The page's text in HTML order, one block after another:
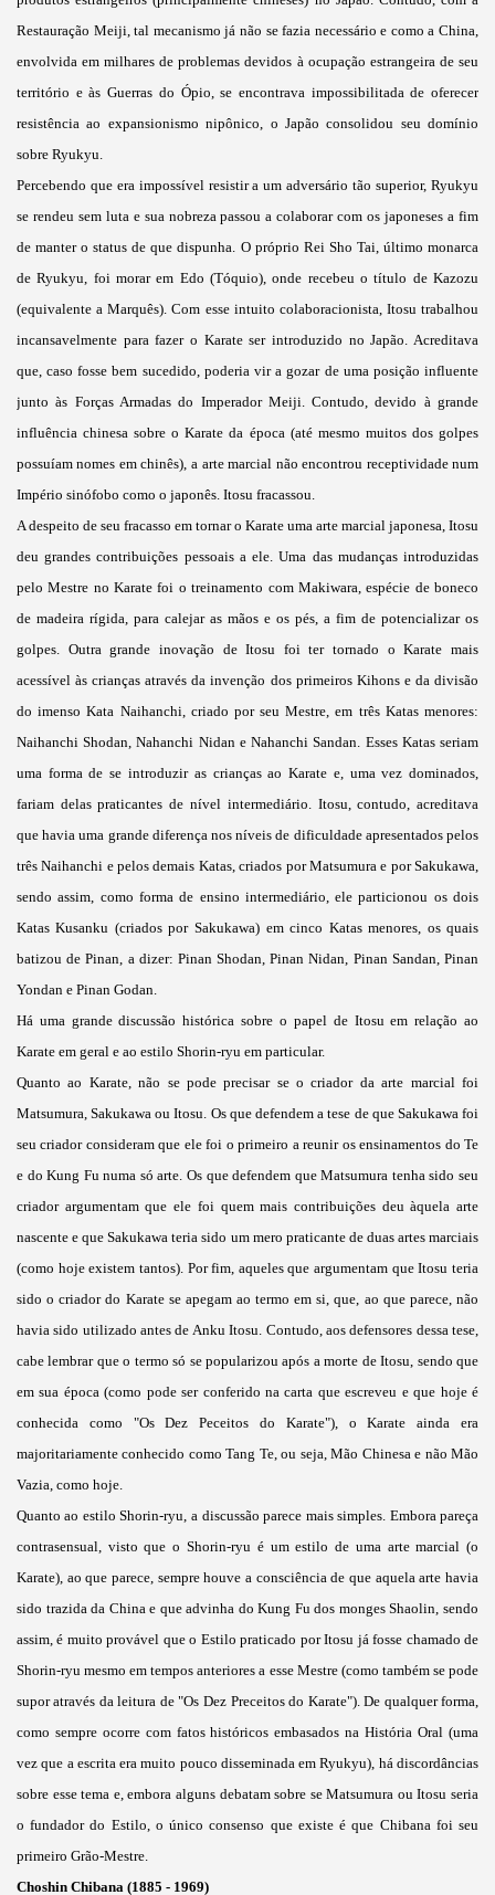
Restauração Meiji, tal mecanismo já não se fazia necessário e como a China,
envolvida em milhares de problemas devidos à ocupação estrangeira de seu
território e às Guerras do Ópio, se encontrava impossibilitada de oferecer
resistência ao expansionismo nipônico, o Japão consolidou seu domínio
sobre Ryukyu.
Percebendo que era impossível resistir a um adversário tão superior, Ryukyu
se rendeu sem luta e sua nobreza passou a colaborar com os japoneses a fim
de manter o status de que dispunha. O próprio Rei Sho Tai, último monarca
de Ryukyu, foi morar em Edo (Tóquio), onde recebeu o título de Kazozu
(equivalente a Marquês). Com esse intuito colaboracionista, Itosu trabalhou
incansavelmente para fazer o Karate ser introduzido no Japão. Acreditava
que, caso fosse bem sucedido, poderia vir a gozar de uma posição influente
junto às Forças Armadas do Imperador Meiji. Contudo, devido à grande
influência chinesa sobre o Karate da época (até mesmo muitos dos golpes
possuíam nomes em chinês), a arte marcial não encontrou receptividade num
Império sinófobo como o japonês. Itosu fracassou.
A despeito de seu fracasso em tornar o Karate uma arte marcial japonesa, Itosu
deu grandes contribuições pessoais a ele. Uma das mudanças introduzidas
pelo Mestre no Karate foi o treinamento com Makiwara, espécie de boneco
de madeira rígida, para calejar as mãos e os pés, a fim de potencializar os
golpes. Outra grande inovação de Itosu foi ter tornado o Karate mais
acessível às crianças através da invenção dos primeiros Kihons e da divisão
do imenso Kata Naihanchi, criado por seu Mestre, em três Katas menores:
Naihanchi Shodan, Nahanchi Nidan e Nahanchi Sandan. Esses Katas seriam
uma forma de se introduzir as crianças ao Karate e, uma vez dominados,
fariam delas praticantes de nível intermediário. Itosu, contudo, acreditava
que havia uma grande diferença nos níveis de dificuldade apresentados pelos
três Naihanchi e pelos demais Katas, criados por Matsumura e por Sakukawa,
sendo assim, como forma de ensino intermediário, ele particionou os dois
Katas Kusanku (criados por Sakukawa) em cinco Katas menores, os quais
batizou de Pinan, a dizer: Pinan Shodan, Pinan Nidan, Pinan Sandan, Pinan
Yondan e Pinan Godan.
Há uma grande discussão histórica sobre o papel de Itosu em relação ao
Karate em geral e ao estilo Shorin-ryu em particular.
Quanto ao Karate, não se pode precisar se o criador da arte marcial foi
Matsumura, Sakukawa ou Itosu. Os que defendem a tese de que Sakukawa foi
seu criador consideram que ele foi o primeiro a reunir os ensinamentos do Te
e do Kung Fu numa só arte. Os que defendem que Matsumura tenha sido seu
criador argumentam que ele foi quem mais contribuições deu àquela arte
nascente e que Sakukawa teria sido um mero praticante de duas artes marciais
(como hoje existem tantos). Por fim, aqueles que argumentam que Itosu teria
sido o criador do Karate se apegam ao termo em si, que, ao que parece, não
havia sido utilizado antes de Anku Itosu. Contudo, aos defensores dessa tese,
cabe lembrar que o termo só se popularizou após a morte de Itosu, sendo que
em sua época (como pode ser conferido na carta que escreveu e que hoje é
conhecida como "Os Dez Peceitos do Karate"), o Karate ainda era
majoritariamente conhecido como Tang Te, ou seja, Mão Chinesa e não Mão
Vazia, como hoje.
Quanto ao estilo Shorin-ryu, a discussão parece mais simples. Embora pareça
contrasensual, visto que o Shorin-ryu é um estilo de uma arte marcial (o
Karate), ao que parece, sempre houve a consciência de que aquela arte havia
sido trazida da China e que advinha do Kung Fu dos monges Shaolin, sendo
assim, é muito provável que o Estilo praticado por Itosu já fosse chamado de
Shorin-ryu mesmo em tempos anteriores a esse Mestre (como também se pode
supor através da leitura de "Os Dez Preceitos do Karate"). De qualquer forma,
como sempre ocorre com fatos históricos embasados na História Oral (uma
vez que a escrita era muito pouco disseminada em Ryukyu), há discordâncias
sobre esse tema e, embora alguns debatam sobre se Matsumura ou Itosu seria
o fundador do Estilo, o único consenso que existe é que Chibana foi seu
primeiro Grão-Mestre.
Choshin Chibana (1885 - 1969)